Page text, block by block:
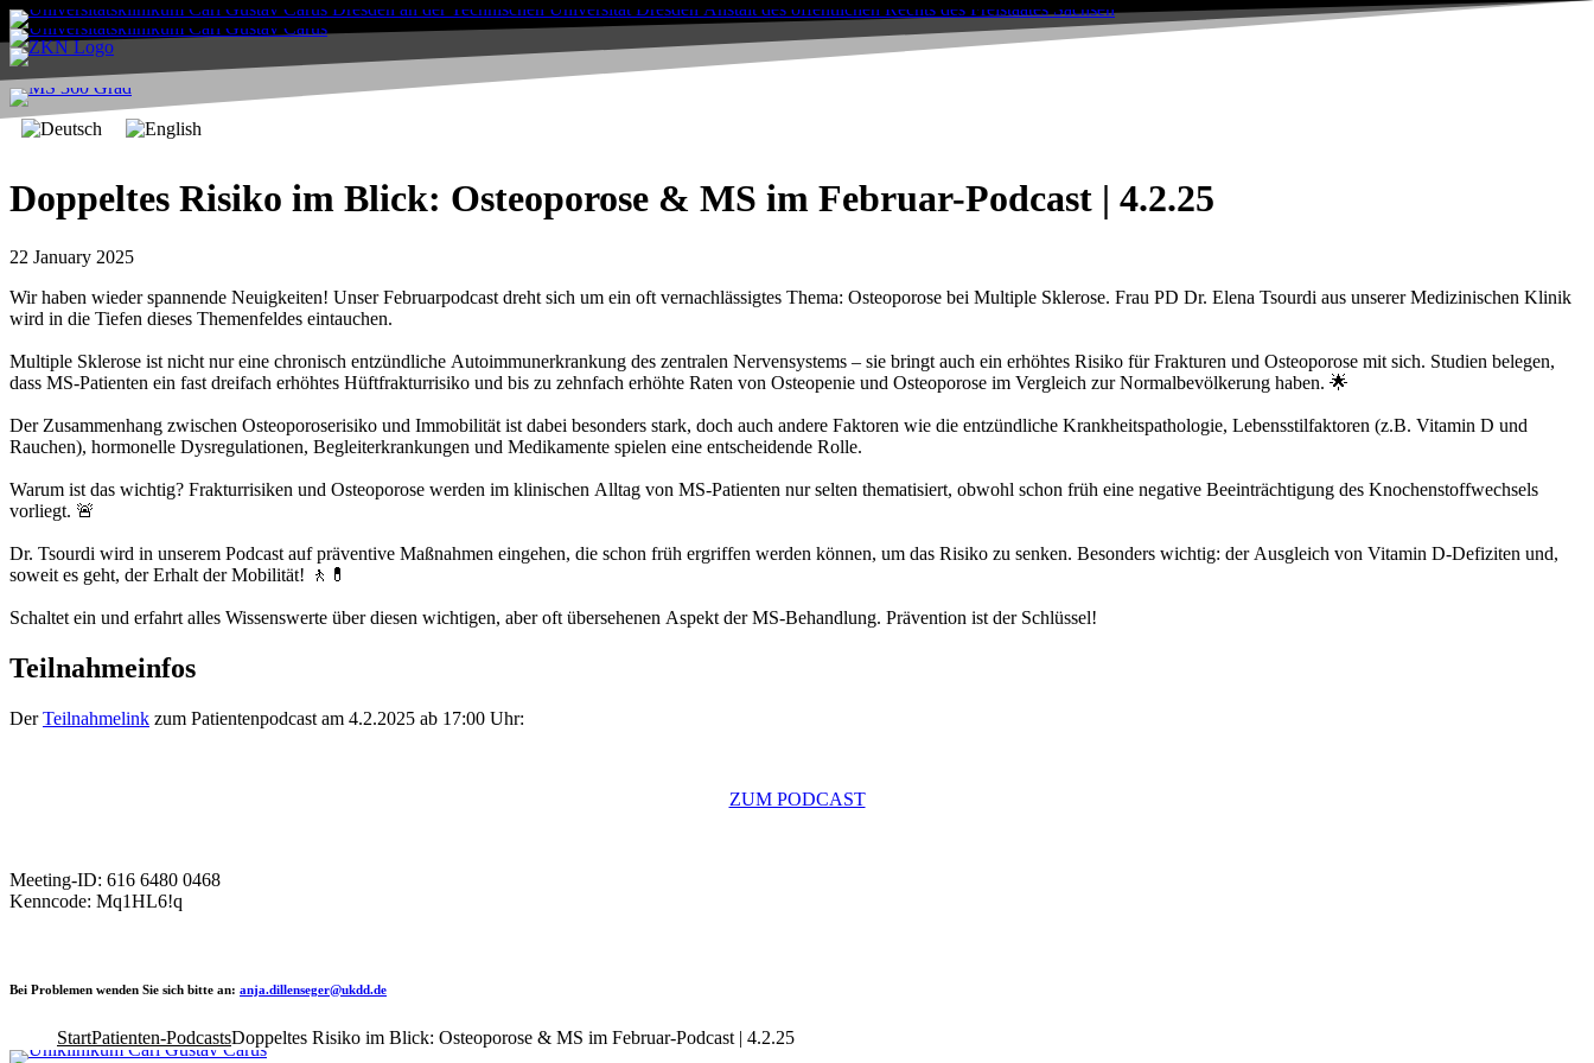
Doppeltes Risiko im Blick: Osteoporose & MS im Februar-Podcast | 4.2.25
22 January 2025
Wir haben wieder spannende Neuigkeiten! Unser Februarpodcast dreht sich um ein oft vernachlässigtes Thema: Osteoporose bei Multiple Sklerose. Frau PD Dr. Elena Tsourdi aus unserer Medizinischen Klinik
wird in die Tiefen dieses Themenfeldes eintauchen.
Multiple Sklerose ist nicht nur eine chronisch entzündliche Autoimmunerkrankung des zentralen Nervensystems – sie bringt auch ein erhöhtes Risiko für Frakturen und Osteoporose mit sich. Studien belegen,
dass MS-Patienten ein fast dreifach erhöhtes Hüftfrakturrisiko und bis zu zehnfach erhöhte Raten von Osteopenie und Osteoporose im Vergleich zur Normalbevölkerung haben. 🌟
Der Zusammenhang zwischen Osteoporoserisiko und Immobilität ist dabei besonders stark, doch auch andere Faktoren wie die entzündliche Krankheitspathologie, Lebensstilfaktoren (z.B. Vitamin D und
Rauchen), hormonelle Dysregulationen, Begleiterkrankungen und Medikamente spielen eine entscheidende Rolle.
Warum ist das wichtig? Frakturrisiken und Osteoporose werden im klinischen Alltag von MS-Patienten nur selten thematisiert, obwohl schon früh eine negative Beeinträchtigung des Knochenstoffwechsels
vorliegt. 🚨
Dr. Tsourdi wird in unserem Podcast auf präventive Maßnahmen eingehen, die schon früh ergriffen werden können, um das Risiko zu senken. Besonders wichtig: der Ausgleich von Vitamin D-Defiziten und,
soweit es geht, der Erhalt der Mobilität! 🚶💊
Schaltet ein und erfahrt alles Wissenswerte über diesen wichtigen, aber oft übersehenen Aspekt der MS-Behandlung. Prävention ist der Schlüssel!
Teilnahmeinfos
DerTeilnahmelink zum Patientenpodcast am 4.2.2025 ab 17:00 Uhr:
ZUM PODCAST
Meeting-ID: 616 6480 0468
Kenncode: Mq1HL6!q
Bei Problemen wenden Sie sich bitte an: anja.dillenseger@ukdd.de
StartPatienten-PodcastsDoppeltes Risiko im Blick: Osteoporose & MS im Februar-Podcast | 4.2.25